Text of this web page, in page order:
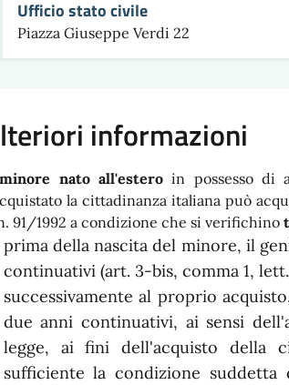
Ufficio stato civile
Piazza Giuseppe Verdi 22
informazioni
nato all'estero in possesso di
la cittadinanza italiana può
91/1992 a condizione che si verifichino
prima della nascita del minore, il
continuativi (art. 3-bis, comma 1,
successivamente al proprio
due anni continuativi, ai sensi
legge, ai fini dell'acquisto della
sufficiente la condizione